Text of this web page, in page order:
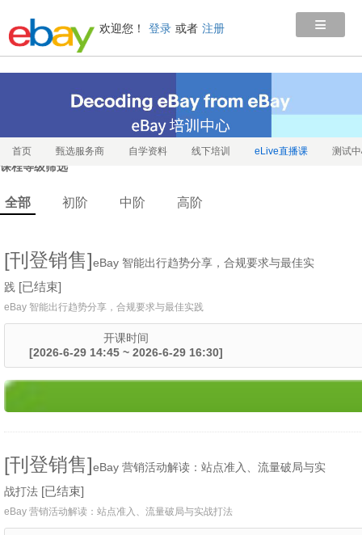
≡
欢迎您！ 登录 或者 注册
首页 甄选服务商 自学资料 线下培训 eLive直播课 测试
课程等级筛选
全部 初阶 中阶 高阶
[刊登销售]eBay 智能出行趋势分享，合规要求与最佳实
践 [已结束]
eBay 智能出行趋势分享，合规要求与最佳实践
开课时间
[2026-6-29 14:45 ~ 2026-6-29 16:30]
[刊登销售]eBay 营销活动解读：站点准入、流量破局与实
战打法 [已结束]
eBay 营销活动解读：站点准入、流量破局与实战打法